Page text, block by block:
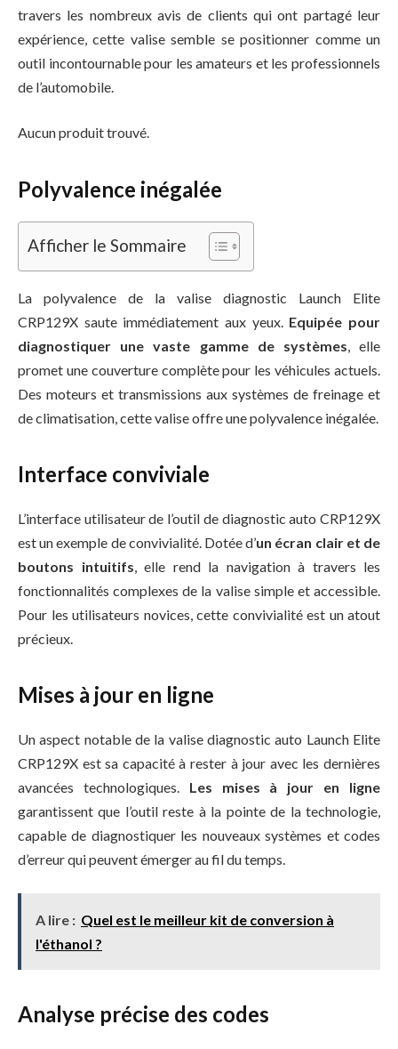
travers les nombreux avis de clients qui ont partagé leur
expérience, cette valise semble se positionner comme un
outil incontournable pour les amateurs et les professionnels
de l’automobile.
Aucun produit trouvé.
Polyvalence inégalée
Afficher le Sommaire
La polyvalence de la valise diagnostic Launch Elite
CRP129X saute immédiatement aux yeux. Equipée pour
diagnostiquer une vaste gamme de systèmes , elle
promet une couverture complète pour les véhicules actuels.
Des moteurs et transmissions aux systèmes de freinage et
de climatisation, cette valise offre une polyvalence inégalée.
Interface conviviale
L’interface utilisateur de l’outil de diagnostic auto CRP129X
est un exemple de convivialité. Dotée d’un écran clair et de
boutons intuitifs, elle rend la navigation à travers les
fonctionnalités complexes de la valise simple et accessible.
Pour les utilisateurs novices, cette convivialité est un atout
précieux.
Mises à jour en ligne
Un aspect notable de la valise diagnostic auto Launch Elite
CRP129X est sa capacité à rester à jour avec les dernières
avancées technologiques. Les mises à jour en ligne
garantissent que l’outil reste à la pointe de la technologie,
capable de diagnostiquer les nouveaux systèmes et codes
d’erreur qui peuvent émerger au fil du temps.
A lire : Quel est le meilleur kit de conversion à
l'éthanol ?
Analyse précise des codes